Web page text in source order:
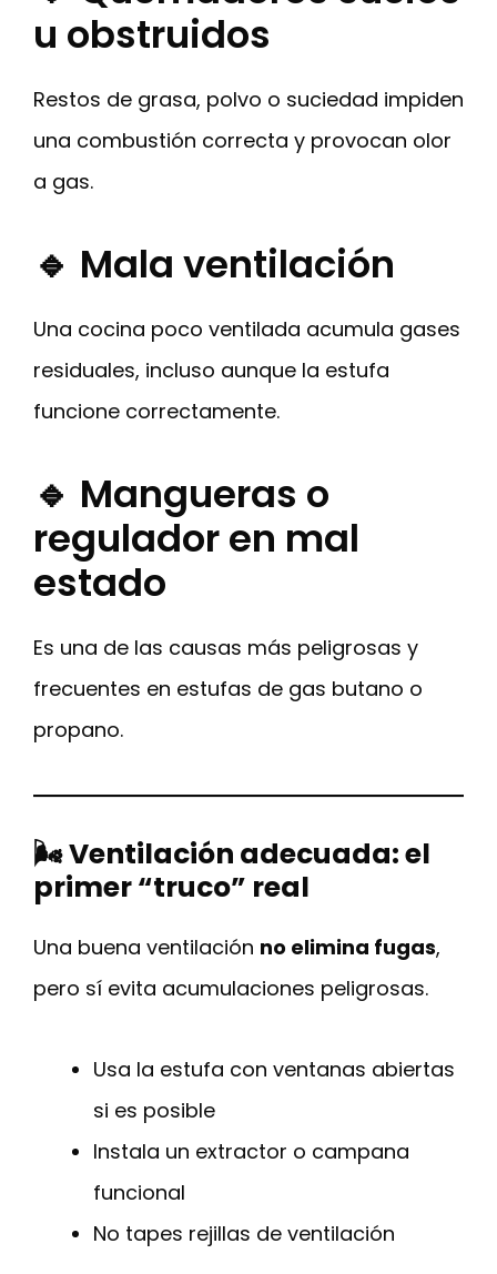
u obstruidos
Restos de grasa, polvo o suciedad impiden
una combustión correcta y provocan olor
a gas.
🔹 Mala ventilación
Una cocina poco ventilada acumula gases
residuales, incluso aunque la estufa
funcione correctamente.
🔹 Mangueras o
regulador en mal
estado
Es una de las causas más peligrosas y
frecuentes en estufas de gas butano o
propano.
🌬️ Ventilación adecuada: el
primer “truco” real
Una buena ventilación no elimina fugas,
pero sí evita acumulaciones peligrosas.
Usa la estufa con ventanas abiertas
si es posible
Instala un extractor o campana
funcional
No tapes rejillas de ventilación